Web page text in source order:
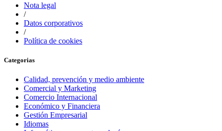
Nota legal
/
Datos corporativos
/
Política de cookies
Categorias
Calidad, prevención y medio ambiente
Comercial y Marketing
Comercio Internacional
Económico y Financiera
Gestión Empresarial
Idiomas